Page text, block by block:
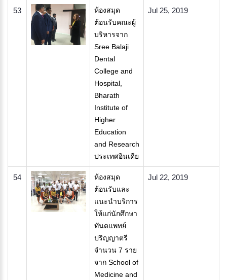
53
ห้องสมุด
ต้อนรับคณะผู้
บริหารจาก
Sree Balaji
Dental
College and
Hospital,
Bharath
Institute of
Higher
Education
and Research
ประเทศอินเดีย
Jul 25, 2019
54
ห้องสมุด
ต้อนรับและ
แนะนำบริการ
ให้แก่นักศึกษา
ทันตแพทย์
ปริญญาตรี
จำนวน 7 ราย
จาก School of
Medicine and
Jul 22, 2019